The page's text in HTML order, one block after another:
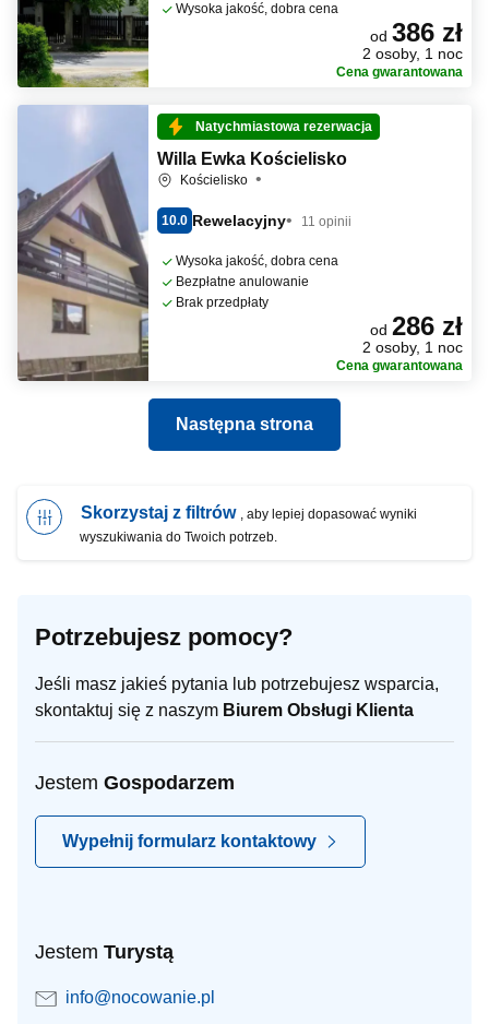
Wysoka jakość, dobra cena
od 386 zł
2 osoby, 1 noc
Cena gwarantowana
Natychmiastowa rezerwacja
Willa Ewka Kościelisko
Kościelisko
10.0 Rewelacyjny 11 opinii
Wysoka jakość, dobra cena
Bezpłatne anulowanie
Brak przedpłaty
od 286 zł
2 osoby, 1 noc
Cena gwarantowana
Następna strona
Skorzystaj z filtrów , aby lepiej dopasować wyniki
wyszukiwania do Twoich potrzeb.
Potrzebujesz pomocy?
Jeśli masz jakieś pytania lub potrzebujesz wsparcia,
skontaktuj się z naszym Biurem Obsługi Klienta
Jestem Gospodarzem
Wypełnij formularz kontaktowy
Jestem Turystą
info@nocowanie.pl